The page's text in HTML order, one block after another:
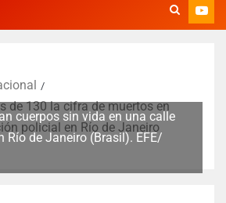
de 130 la cifra de muertos en
policial en Río de Janeiro
cuerpos sin vida en una calle
Río de Janeiro (Brasil). EFE/